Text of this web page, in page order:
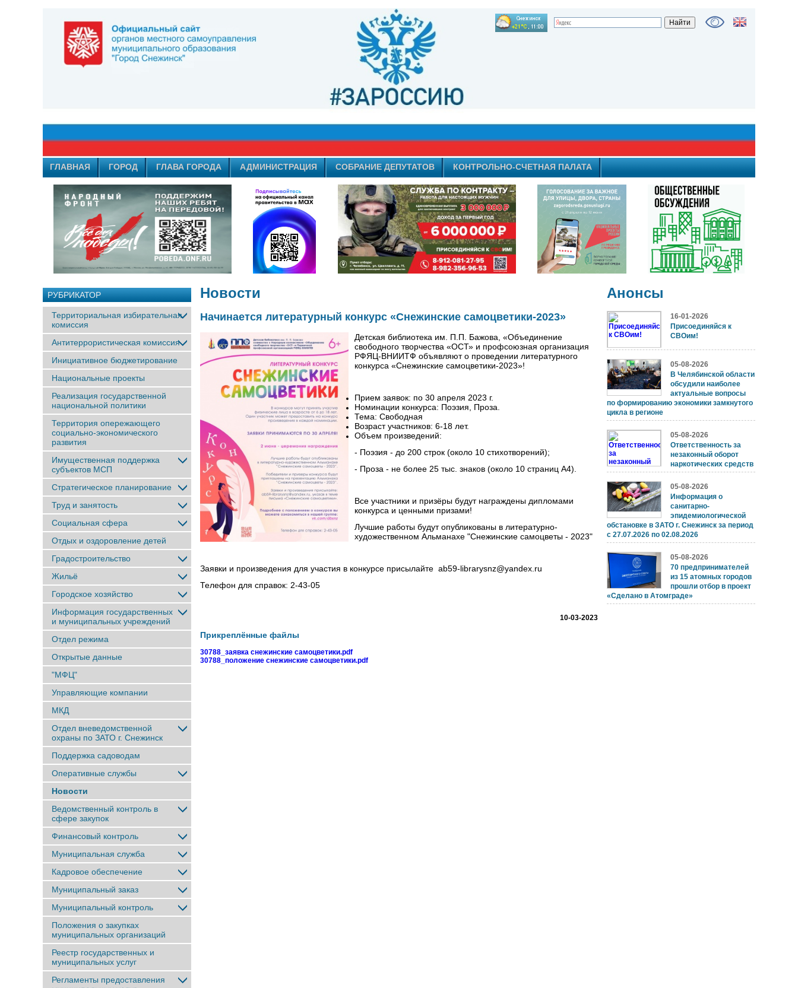
ГЛАВНАЯ ГОРОД ГЛАВА ГОРОДА АДМИНИСТРАЦИЯ СОБРАНИЕ ДЕПУТАТОВ КОНТРОЛЬНО-СЧЕТНАЯ ПАЛАТА
РУБРИКАТОР
Территориальная избирательная
комиссия
Антитеррористическая комиссия
Инициативное бюджетирование
Национальные проекты
Реализация государственной
национальной политики
Территория опережающего
социально-экономического
развития
Имущественная поддержка
субъектов МСП
Стратегическое планирование
Труд и занятость
Социальная сфера
Отдых и оздоровление детей
Градостроительство
Жильё
Городское хозяйство
Информация государственных
и муниципальных учреждений
Отдел режима
Открытые данные
"МФЦ"
Управляющие компании
МКД
Отдел вневедомственной
охраны по ЗАТО г. Снежинск
Поддержка садоводам
Оперативные службы
Новости
Ведомственный контроль в
сфере закупок
Финансовый контроль
Муниципальная служба
Кадровое обеспечение
Муниципальный заказ
Муниципальный контроль
Положения о закупках
муниципальных организаций
Реестр государственных и
муниципальных услуг
Регламенты предоставления
Новости
Начинается литературный конкурс «Снежинские самоцветики-2023»
Детская библиотека им. П.П. Бажова, «Объединение
свободного творчества «ОСТ» и профсоюзная организация
РФЯЦ-ВНИИТФ объявляют о проведении литературного
конкурса «Снежинские самоцветики-2023»!
Прием заявок: по 30 апреля 2023 г.
Номинации конкурса: Поэзия, Проза.
Тема: Свободная
Возраст участников: 6-18 лет.
Объем произведений:
- Поэзия - до 200 строк (около 10 стихотворений);
- Проза - не более 25 тыс. знаков (около 10 страниц А4).
Все участники и призёры будут награждены дипломами
конкурса и ценными призами!
Лучшие работы будут опубликованы в литературно-
художественном Альманахе "Снежинские самоцветы - 2023"
Заявки и произведения для участия в конкурсе присылайте ab59-librarysnz@yandex.ru
Телефон для справок: 2-43-05
10-03-2023
Прикреплённые файлы
30788_заявка снежинские самоцветики.pdf
30788_положение снежинские самоцветики.pdf
Анонсы
16-01-2026
Присоединяйся к
СВОим!
05-08-2026
В Челябинской области
обсудили наиболее
актуальные вопросы
по формированию экономики замкнутого
цикла в регионе
05-08-2026
Ответственность за
незаконный оборот
наркотических средств
05-08-2026
Информация о
санитарно-
эпидемиологической
обстановке в ЗАТО г. Снежинск за период
с 27.07.2026 по 02.08.2026
05-08-2026
70 предпринимателей
из 15 атомных городов
прошли отбор в проект
«Сделано в Атомграде»